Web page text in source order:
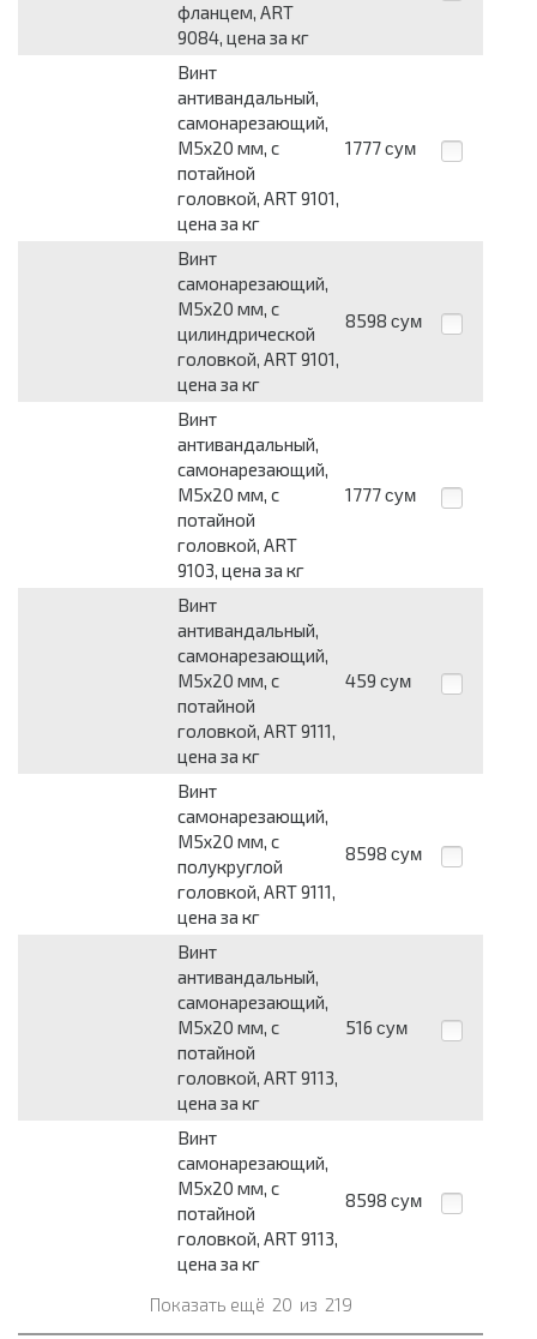
фланцем, ART
9084, цена за кг
Винт
антивандальный,
самонарезающий,
М5х20 мм, с
потайной
головкой, ART 9101,
цена за кг
1777 сум
Винт
самонарезающий,
М5х20 мм, с
цилиндрической
головкой, ART 9101,
цена за кг
8598 сум
Винт
антивандальный,
самонарезающий,
М5х20 мм, с
потайной
головкой, ART
9103, цена за кг
1777 сум
Винт
антивандальный,
самонарезающий,
М5х20 мм, с
потайной
головкой, ART 9111,
цена за кг
459 сум
Винт
самонарезающий,
М5х20 мм, с
полукруглой
головкой, ART 9111,
цена за кг
8598 сум
Винт
антивандальный,
самонарезающий,
М5х20 мм, с
потайной
головкой, ART 9113,
цена за кг
516 сум
Винт
самонарезающий,
М5х20 мм, с
потайной
головкой, ART 9113,
цена за кг
8598 сум
Показать ещё 20 из 219